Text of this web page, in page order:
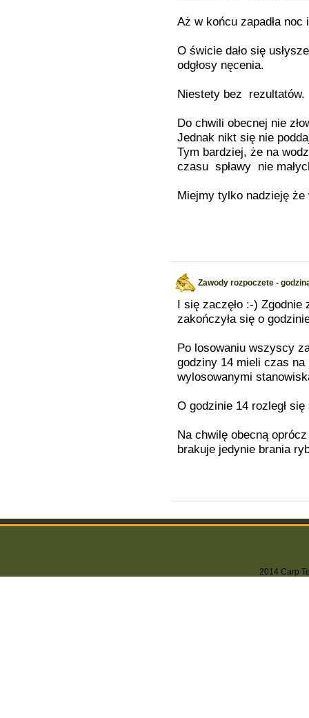
Aż w końcu zapadła noc
O świcie dało się
odgłosy nęcenia.
Niestety bez rezultatów.
Do chwili obecnej nie
Jednak nikt się nie
Tym bardziej, że na
czasu spławy nie
Miejmy tylko nadzieję
Zawody rozpoczete -
I się zaczęło :-)
zakończyła się o
Po losowaniu wszyscy
godziny 14 mieli czas na
wylosowanymi
O godzinie 14 rozległ
Na chwilę obecną
brakuje jedynie brania
2014 Carp